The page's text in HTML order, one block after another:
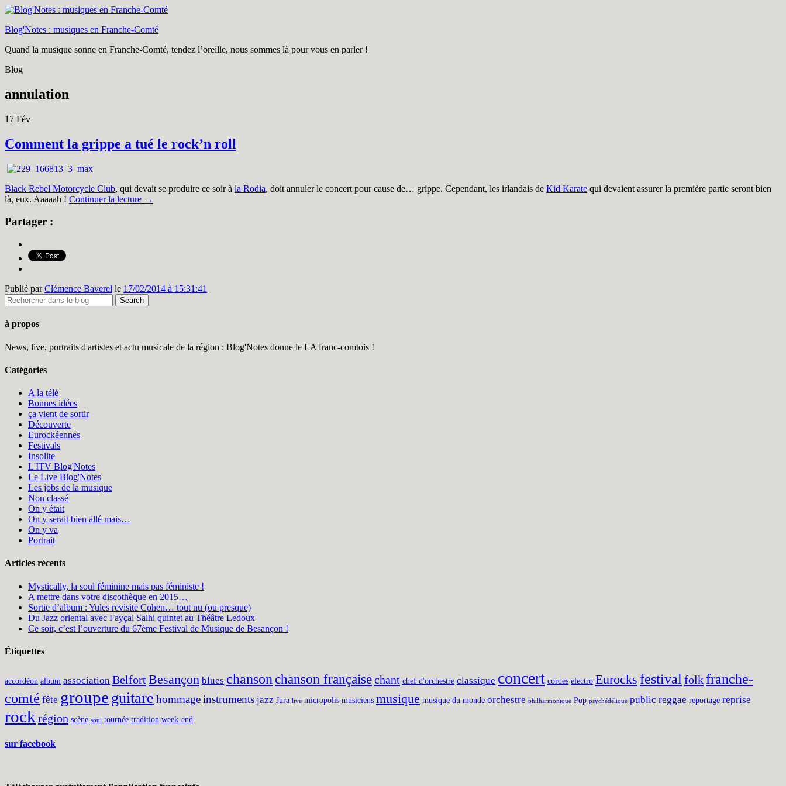
Blog'Notes : musiques en Franche-Comté
Quand la musique sonne en Franche-Comté, tendez l’oreille, nous sommes là pour vous en parler !
Blog
annulation
17 Fév
Comment la grippe a tué le rock’n roll
Black Rebel Motorcycle Club, qui devait se produire ce soir à la Rodia, doit annuler le concert pour cause de… grippe. Cependant, les irlandais de Kid Karate qui devaient assurer la première partie seront bien
là, eux. Aaaaah ! Continuer la lecture →
Partager :
Publié parClémence Baverel le 17/02/2014 à 15:31:41
à propos
News, live, portraits d'artistes et actu musicale de la région : Blog'Notes donne le LA franc-comtois !
Catégories
A la télé
Bonnes idées
ça vient de sortir
Découverte
Eurockéennes
Festivals
Insolite
L'ITV Blog'Notes
Le Live Blog'Notes
Les jobs de la musique
Non classé
On y était
On y serait bien allé mais…
On y va
Portrait
Articles récents
Mystically, la soul féminine mais pas féministe !
A mettre dans votre discothèque en 2015…
Sortie d’album : Yules revisite Cohen… tout nu (ou presque)
Du Jazz oriental avec Fayçal Salhi quintet au Théâtre Ledoux
Ce soir, c’est l’ouverture du 67ème Festival de Musique de Besançon !
Étiquettes
accordéon album association Belfort Besançon blues chanson chanson françaisechant chef d'orchestre classique concert cordes electro Eurocks festival folkfranche-
comté fête groupe guitare hommageinstruments jazz Jura live micropolis musiciens musique musique du monde orchestre philharmonique Pop psychédélique public reggae reportage reprise
rock région scène soul tournée tradition week-end
sur facebook